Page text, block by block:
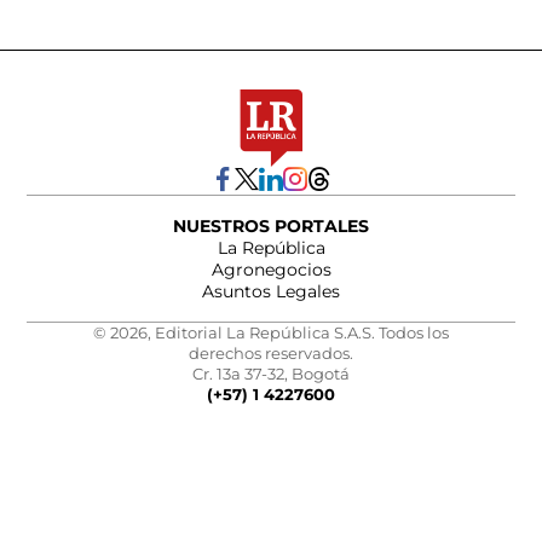
NUESTROS PORTALES
La República
Agronegocios
Asuntos Legales
© 2026, Editorial La República S.A.S. Todos los
derechos reservados.
Cr. 13a 37-32, Bogotá
(+57) 1 4227600